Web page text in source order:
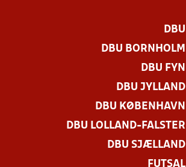
DBU
DBU BORNHOLM
DBU FYN
DBU JYLLAND
DBU KØBENHAVN
DBU LOLLAND-FALSTER
DBU SJÆLLAND
FUTSAL